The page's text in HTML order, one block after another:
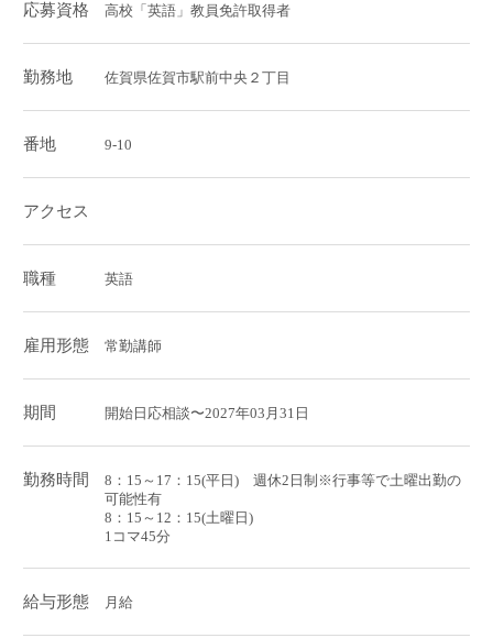
応募資格 高校「英語」教員免許取得者
勤務地 佐賀県佐賀市駅前中央２丁目
番地 9-10
アクセス
職種 英語
雇用形態 常勤講師
期間 開始日応相談〜2027年03月31日
勤務時間
8：15～17：15(平日) 週休2日制※行事等で土曜出勤の
可能性有
8：15～12：15(土曜日)
1コマ45分
給与形態 月給